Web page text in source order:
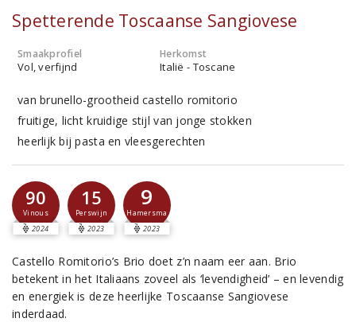
Spetterende Toscaanse Sangiovese
Smaakprofiel
Vol, verfijnd
Herkomst
Italië - Toscane
van brunello-grootheid castello romitorio
fruitige, licht kruidige stijl van jonge stokken
heerlijk bij pasta en vleesgerechten
90
Vinous
2024
15
Perswijn
2023
9
Hamersma
2023
Castello Romitorio’s Brio doet z’n naam eer aan. Brio
betekent in het Italiaans zoveel als ‘levendigheid’ – en levendig
en energiek is deze heerlijke Toscaanse Sangiovese
inderdaad.